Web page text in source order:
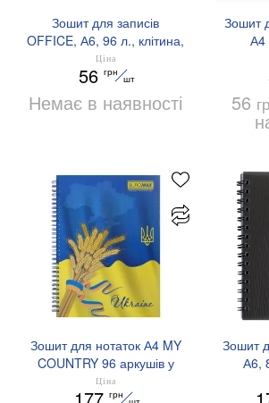
Зошит для записів
OFFICE, А6, 96 л., клітина,
пластикова обкладинка,
BUROMAX BM.24651150
Ціна
56 грн
шт
Немає в наявності
Зошит
А4
56
Зошит для нотаток А4 MY
COUNTRY 96 аркушів у
клітинку тверда
обкладинка з ламінацією
Ціна
177 грн
Зошит
А6,